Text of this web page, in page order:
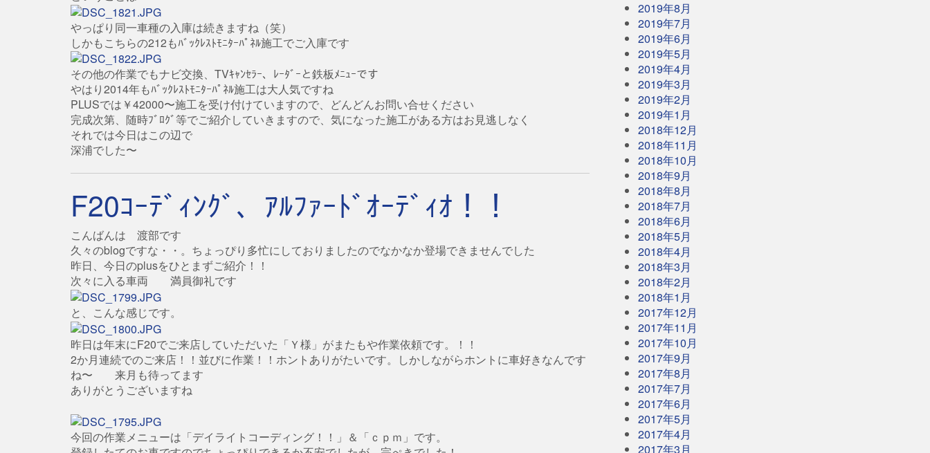
やっぱり同一車種の入庫は続きますね（笑）
しかもこちらの212もﾊﾞｯｸﾚｽﾄﾓﾆﾀｰﾊﾟﾈﾙ施工でご入庫です
その他の作業でもナビ交換、TVｷｬﾝｾﾗｰ、ﾚｰﾀﾞｰと鉄板ﾒﾆｭｰです
やはり2014年もﾊﾞｯｸﾚｽﾄﾓﾆﾀｰﾊﾟﾈﾙ施工は大人気ですね
PLUSでは￥42000〜施工を受け付けていますので、どんどんお問い合せください
完成次第、随時ﾌﾞﾛｸﾞ等でご紹介していきますので、気になった施工がある方はお見逃しなく
それでは今日はこの辺で
深浦でした〜
F20ｺｰﾃﾞｨﾝｸﾞ、ｱﾙﾌｧｰﾄﾞｵｰﾃﾞｨｵ！！
こんばんは 渡部です
久々のblogですな・・。ちょっぴり多忙にしておりましたのでなかなか登場できませんでした
昨日、今日のplusをひとまずご紹介！！
次々に入る車両 満員御礼です
と、こんな感じです。
昨日は年末にF20でご来店していただいた「Ｙ様」がまたもや作業依頼です。！！
2か月連続でのご来店！！並びに作業！！ホントありがたいです。しかしながらホントに車好きなんです
ね〜 来月も待ってます
ありがとうございますね
今回の作業メニューは「デイライトコーディング！！」＆「ｃｐｍ」です。
2019年8月
2019年7月
2019年6月
2019年5月
2019年4月
2019年3月
2019年2月
2019年1月
2018年12月
2018年11月
2018年10月
2018年9月
2018年8月
2018年7月
2018年6月
2018年5月
2018年4月
2018年3月
2018年2月
2018年1月
2017年12月
2017年11月
2017年10月
2017年9月
2017年8月
2017年7月
2017年6月
2017年5月
2017年4月
2017年3月